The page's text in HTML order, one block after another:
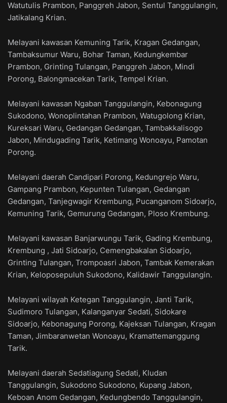
Watutulis Prambon, Panggreh Jabon, Sentul Tanggulangin,
Jatikalang Krian.
Melayani kawasan Kemuning Tarik, Kragan Gedangan,
Tambaksumur Waru, Bohar Taman, Kedungkembar
Prambon, Grinting Tulangan, Panggreh Jabon, Mindi
Porong, Balongmacekan Tarik, Tempel Krian.
Melayani kawasan Ngaban Tanggulangin, Kebonagung
Sukodono, Wonoplintahan Prambon, Watugolong Krian,
Kureksari Waru, Gedangan Gedangan, Tambakkalisogo
Jabon, Mindugading Tarik, Ketimang Wonoayu, Pamotan
Porong.
Melayani daerah Candipari Porong, Kedungrejo Waru,
Gampang Prambon, Kepunten Tulangan, Gedangan
Gedangan, Tanjegwagir Krembung, Pucanganom Sidoarjo,
Kemuning Tarik, Gemurung Gedangan, Ploso Krembung.
Melayani kawasan Banjarwungu Tarik, Gading Krembung,
Krembung , Jati Sidoarjo, Cemengbakalan Sidoarjo,
Grinting Tulangan, Trompoasri Jabon, Tambak Kemerakan
Krian, Keloposepuluh Sukodono, Kalidawir Tanggulangin.
Melayani wilayah Ketegan Tanggulangin, Janti Tarik,
Sudimoro Tulangan, Kalanganyar Sedati, Sidokare
Sidoarjo, Kebonagung Porong, Kajeksan Tulangan, Kragan
Taman, Jimbaranwetan Wonoayu, Kramattemanggung
Tarik.
Melayani daerah Sedatiagung Sedati, Kludan
Tanggulangin, Sukodono Sukodono, Kupang Jabon,
Keboan Anom Gedangan, Kedungbendo Tanggulangin,